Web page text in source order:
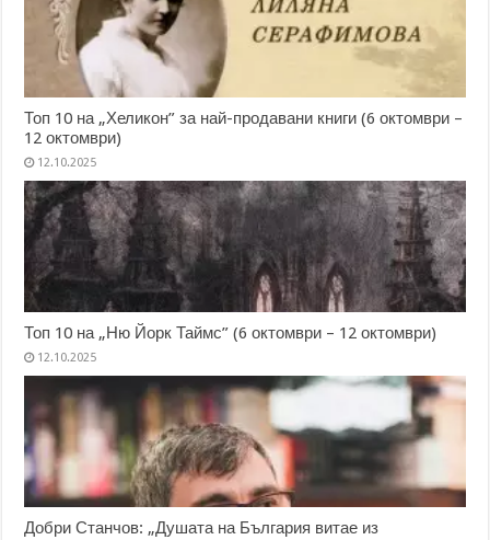
Топ 10 на „Хеликон” за най-продавани книги (6 октомври –
12 октомври)
12.10.2025
Топ 10 на „Ню Йорк Таймс” (6 октомври – 12 октомври)
12.10.2025
Добри Станчов: „Душата на България витае из